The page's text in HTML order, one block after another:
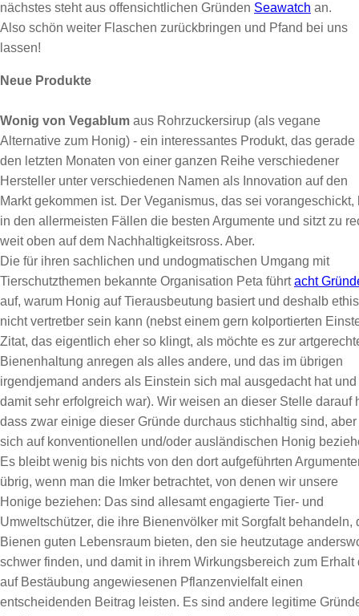
nächstes steht aus offensichtlichen Gründen Seawatch an.
Also schön weiter Flaschen zurückbringen und Pfand bei uns
lassen!
Neue Produkte
Wonig von Vegablum aus Rohrzuckersirup (als vegane
Alternative zum Honig) - ein interessantes Produkt, das gerade
den letzten Monaten von einer ganzen Reihe verschiedener
Hersteller unter verschiedenen Namen als Innovation auf den
Markt gekommen ist. Der Veganismus, das sei vorangeschickt,
in den allermeisten Fällen die besten Argumente und sitzt zu
weit oben auf dem Nachhaltigkeitsross. Aber.
Die für ihren sachlichen und undogmatischen Umgang mit
Tierschutzthemen bekannte Organisation Peta führtacht
auf, warum Honig auf Tierausbeutung basiert und deshalb
nicht vertretber sein kann (nebst einem gern kolportierten
Zitat, das eigentlich eher so klingt, als möchte es zur
Bienenhaltung anregen als alles andere, und das im übrigen
irgendjemand anders als Einstein sich mal ausgedacht hat und
damit sehr erfolgreich war). Wir weisen an dieser Stelle darauf
dass zwar einige dieser Gründe durchaus stichhaltig sind, aber
sich auf konventionellen und/oder ausländischen Honig
Es bleibt wenig bis nichts von den dort aufgeführten
übrig, wenn man die Imker betrachtet, von denen wir unsere
Honige beziehen: Das sind allesamt engagierte Tier- und
Umweltschützer, die ihre Bienenvölker mit Sorgfalt behandeln,
Bienen guten Lebensraum bieten, den sie heutzutage
schwer finden, und damit in ihrem Wirkungsbereich zum Erhalt
auf Bestäubung angewiesenen Pflanzenvielfalt einen
entscheidenden Beitrag leisten. Es sind andere legitime